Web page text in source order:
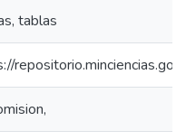
tablas